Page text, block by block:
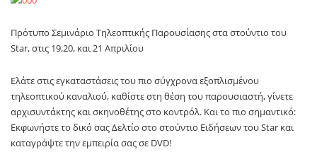
Πρότυπο Σεμινάριο Τηλεοπτικής Παρουσίασης στα στούντιο του
Star, στις 19,20, και 21 Απριλίου
Ελάτε στις εγκαταστάσεις του πιο σύγχρονα εξοπλισμένου
τηλεοπτικού καναλιού, καθίστε στη θέση του παρουσιαστή, γίνετε
αρχισυντάκτης και σκηνοθέτης στο κοντρόλ. Και το πιο σημαντικό:
Εκφωνήστε το δικό σας Δελτίο στο στούντιο Ειδήσεων του Star και
καταγράψτε την εμπειρία σας σε DVD!